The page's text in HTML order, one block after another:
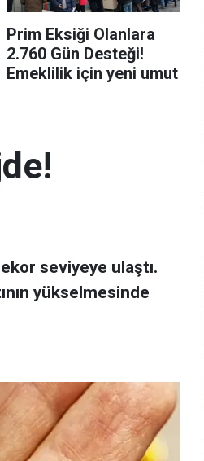
Prim Eksiği Olanlara
2.760 Gün Desteği!
Emeklilik için yeni umut
seviyeye ulaştı.
yükselmesinde